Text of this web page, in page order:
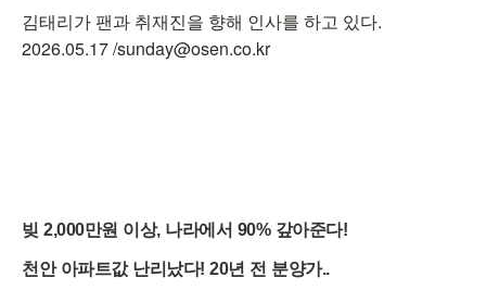
김태리가 팬과 취재진을 향해 인사를 하고 있다.
2026.05.17 /sunday@osen.co.kr